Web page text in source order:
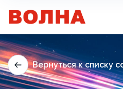
Вернуться к списку